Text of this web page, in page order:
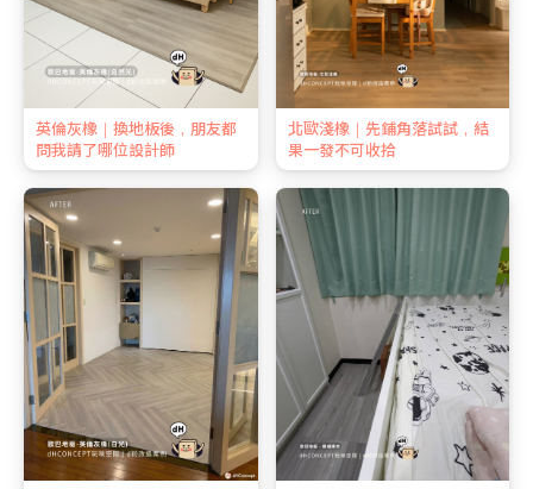
英倫灰橡｜換地板後，朋友都
問我請了哪位設計師
北歐淺橡｜先鋪角落試試，結
果一發不可收拾